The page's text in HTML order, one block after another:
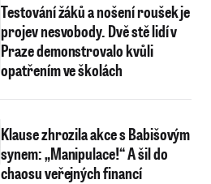
Testování žáků a nošení roušek je
projev nesvobody. Dvě stě lidí v
Praze demonstrovalo kvůli
opatřením ve školách
Klause zhrozila akce s Babišovým
synem: „Manipulace!“ A šil do
chaosu veřejných financí